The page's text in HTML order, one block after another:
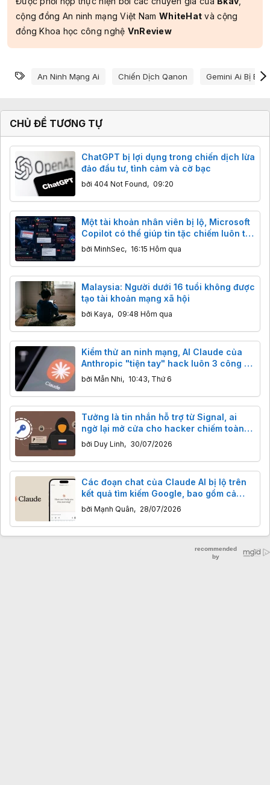
cộng đồng An ninh mạng Việt Nam WhiteHat và cộng
đồng Khoa học công nghệ VnReview
Từ khóa
An Ninh Mạng Ai Chiến Dịch Qanon Gemini Ai Bị Bẻ
CHỦ ĐỀ TƯƠNG TỰ
ChatGPT bị lợi dụng trong chiến dịch lừa
đảo đầu tư, tình cảm và cờ bạc
bởi 404 Not Found, 09:20
Một tài khoản nhân viên bị lộ, Microsoft
Copilot có thể giúp tin tặc chiếm luôn tài
khoản CEO
bởi MinhSec, 16:15 Hôm qua
Malaysia: Người dưới 16 tuổi không được
tạo tài khoản mạng xã hội
bởi Kaya, 09:48 Hôm qua
Kiểm thử an ninh mạng, AI Claude của
Anthropic "tiện tay" hack luôn 3 công ty
thật
bởi Mẫn Nhi, 10:43, Thứ 6
Tưởng là tin nhắn hỗ trợ từ Signal, ai
ngờ lại mở cửa cho hacker chiếm toàn
bộ tài khoản
bởi Duy Linh, 30/07/2026
Các đoạn chat của Claude AI bị lộ trên
kết quả tìm kiếm Google, bao gồm cả
khóa ví tiền điện tử
bởi Mạnh Quân, 28/07/2026